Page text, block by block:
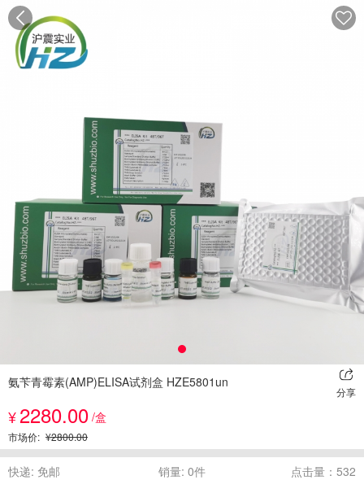
氨苄青霉素(AMP)ELISA试剂盒 HZE5801un
分享
¥2280.00 /盒
市场价: ¥2800.00
快递: 免邮 销量: 0件 点击量：532